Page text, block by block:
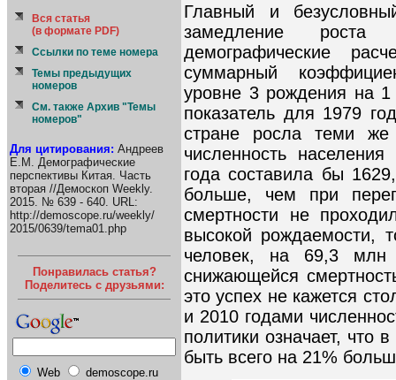
Вся статья
(в формате PDF)
Ссылки по теме номера
Темы предыдущих
номеров
См. также Архив "Темы
номеров"
Для цитирования: Андреев
Е.М. Демографические
перспективы Китая. Часть
вторая //Демоскоп Weekly.
2015. № 639 - 640. URL:
http://demoscope.ru/weekly/
2015/0639/tema01.php
Понравилась статья?
Поделитесь с друзьями:
Web demoscope.ru
Главный и
замедление роста
демографические
суммарный
уровне 3 рождения на
показатель для 1979
стране росла теми
численность
года составила бы
больше, чем при
смертности не
высокой рождаемости,
человек, на 69,3
снижающейся
это успех не кажется
и 2010 годами
политики означает, что
быть всего на 21%